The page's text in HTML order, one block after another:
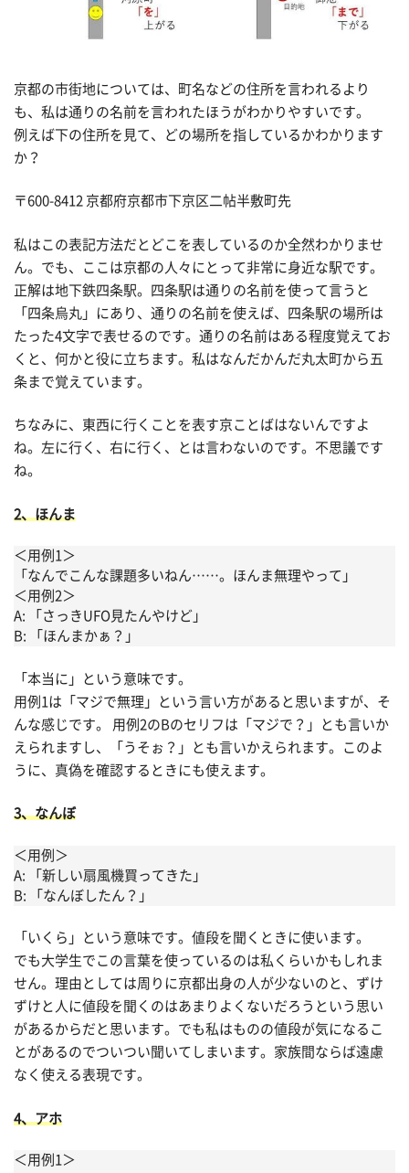
京都の市街地については、町名などの住所を言われるより
も、私は通りの名前を言われたほうがわかりやすいです。
例えば下の住所を見て、どの場所を指しているかわかります
か？
〒600-8412 京都府京都市下京区二帖半敷町先
私はこの表記方法だとどこを表しているのか全然わかりませ
ん。でも、ここは京都の人々にとって非常に身近な駅です。
正解は地下鉄四条駅。四条駅は通りの名前を使って言うと
「四条烏丸」にあり、通りの名前を使えば、四条駅の場所は
たった4文字で表せるのです。通りの名前はある程度覚えてお
くと、何かと役に立ちます。私はなんだかんだ丸太町から五
条まで覚えています。
ちなみに、東西に行くことを表す京ことばはないんですよ
ね。左に行く、右に行く、とは言わないのです。不思議です
ね。
2、ほんま
＜用例1＞
「なんでこんな課題多いねん……。ほんま無理やって」
＜用例2＞
A: 「さっきUFO見たんやけど」
B: 「ほんまかぁ？」
「本当に」という意味です。
用例1は「マジで無理」という言い方があると思いますが、そ
んな感じです。 用例2のBのセリフは「マジで？」とも言いか
えられますし、「うそぉ？」とも言いかえられます。このよ
うに、真偽を確認するときにも使えます。
3、なんぼ
＜用例＞
A: 「新しい扇風機買ってきた」
B: 「なんぼしたん？」
「いくら」という意味です。値段を聞くときに使います。
でも大学生でこの言葉を使っているのは私くらいかもしれま
せん。理由としては周りに京都出身の人が少ないのと、ずけ
ずけと人に値段を聞くのはあまりよくないだろうという思い
があるからだと思います。でも私はものの値段が気になるこ
とがあるのでついつい聞いてしまいます。家族間ならば遠慮
なく使える表現です。
4、アホ
＜用例1＞